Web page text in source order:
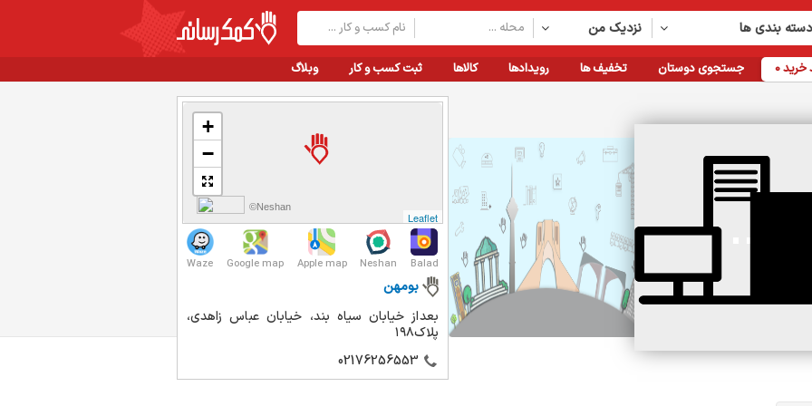
نزدیک من بندی ها
وبلاگ ثبت کسب و کار کالاها رویدادها تخفیف ها جستجوی دوستان خرید0
+
−
Leaflet
©Neshan
Balad
Neshan
Apple map
Google map
Waze
بومهن
بعداز خیابان سیاه بند، خیابان عباس زاهدی،
پلاک۱۹۸
02176256553